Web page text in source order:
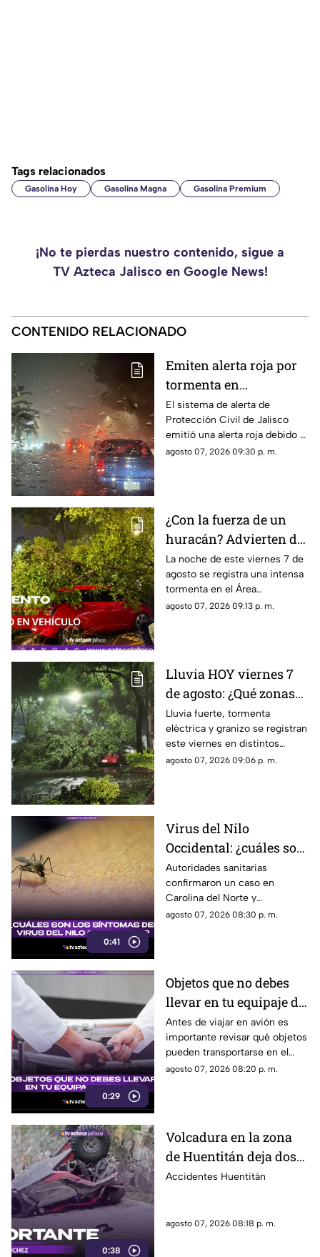
Tags relacionados
Gasolina Hoy Gasolina Magna Gasolina Premium
¡No te pierdas nuestro contenido, sigue a
TV Azteca Jalisco en Google News!
CONTENIDO RELACIONADO
Emiten alerta roja por
tormenta en
Guadalajara; advierten
de caída de árboles e
inundaciones
El sistema de alerta de
Protección Civil de Jalisco
emitió una alerta roja debido a
la fuerte tormenta que se
agosto 07, 2026 09:30 p. m.
¿Con la fuerza de un
huracán? Advierten de
FUERTES RACHAS DE
VIENTO superiores a
los 60 km/h durante
lluvia en Guadalajara
La noche de este viernes 7 de
agosto se registra una intensa
tormenta en el Área
Metropolitana de Guadalajara,
agosto 07, 2026 09:13 p. m.
Lluvia HOY viernes 7
de agosto: ¿Qué zonas
de Guadalajara están
afectadas?
Lluvia fuerte, tormenta
eléctrica y granizo se registran
este viernes en distintos
puntos de Guadalajara y
agosto 07, 2026 09:06 p. m.
0:41
Virus del Nilo
Occidental: ¿cuáles son
los síntomas tras una
picadura de mosquito?
Autoridades sanitarias
confirmaron un caso en
Carolina del Norte y
detectaron el virus en
agosto 07, 2026 08:30 p. m.
0:29
Objetos que no debes
llevar en tu equipaje de
mano y podrían
quitarte en el
aeropuerto
Antes de viajar en avión es
importante revisar qué objetos
pueden transportarse en el
equipaje de mano, ya que
agosto 07, 2026 08:20 p. m.
0:38
Volcadura en la zona
de Huentitán deja dos
personas heridas
Accidentes Huentitán
agosto 07, 2026 08:18 p. m.